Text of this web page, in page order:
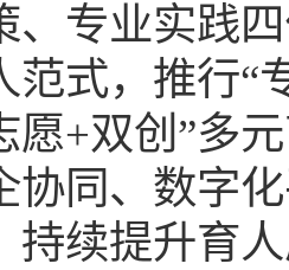
、专业实践
范式，推行“
愿+双创”多
协同、数字
持续提升育